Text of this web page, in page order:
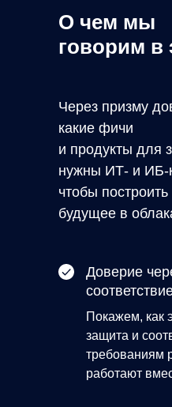
Доверие
Покажем, как
защита и
требованиям
работают
Через призму
какие фичи
и продукты для
нужны ИТ- и ИБ-
чтобы построить
будущее в
О чем мы
говорим в